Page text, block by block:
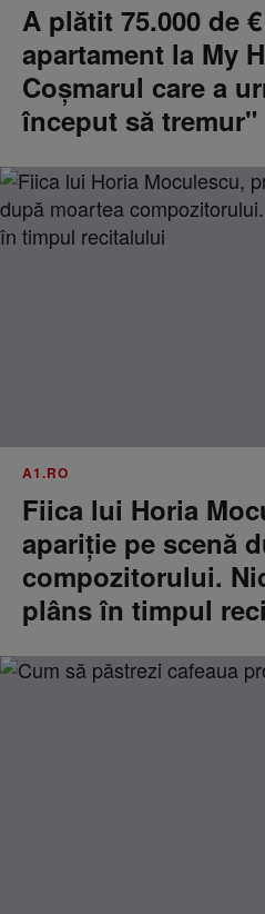
A plătit 75.000 de
apartament la My
Coşmarul care a
început să tremur"
A1.RO
Fiica lui Horia
apariție pe scenă
compozitorului.
plâns în timpul